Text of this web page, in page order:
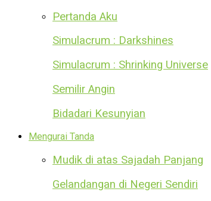
Pertanda Aku
Simulacrum : Darkshines
Simulacrum : Shrinking Universe
Semilir Angin
Bidadari Kesunyian
Mengurai Tanda
Mudik di atas Sajadah Panjang
Gelandangan di Negeri Sendiri